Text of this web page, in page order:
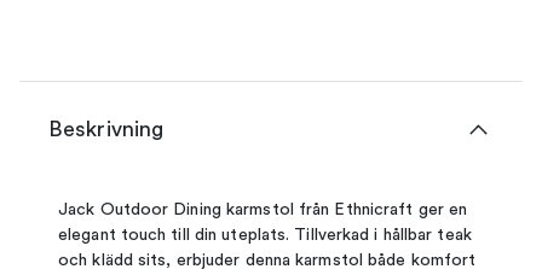
Beskrivning
Jack Outdoor Dining karmstol från Ethnicraft ger en
elegant touch till din uteplats. Tillverkad i hållbar teak
och klädd sits, erbjuder denna karmstol både komfort